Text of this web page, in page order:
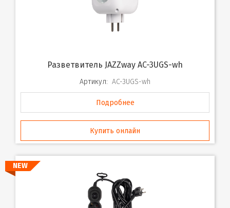
Разветвитель JAZZway AC-3UGS-wh
Артикул: AC-3UGS-wh
Подробнее
Купить онлайн
NEW